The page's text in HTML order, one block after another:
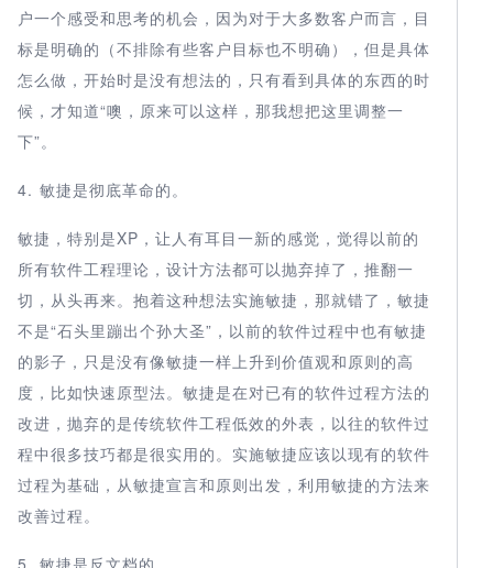
户一个感受和思考的机会，因为对于大多数客户而言，目
标是明确的（不排除有些客户目标也不明确），但是具体
怎么做，开始时是没有想法的，只有看到具体的东西的时
候，才知道“噢，原来可以这样，那我想把这里调整一
下”。
4. 敏捷是彻底革命的。
敏捷，特别是XP，让人有耳目一新的感觉，觉得以前的
所有软件工程理论，设计方法都可以抛弃掉了，推翻一
切，从头再来。抱着这种想法实施敏捷，那就错了，敏捷
不是“石头里蹦出个孙大圣”，以前的软件过程中也有敏捷
的影子，只是没有像敏捷一样上升到价值观和原则的高
度，比如快速原型法。敏捷是在对已有的软件过程方法的
改进，抛弃的是传统软件工程低效的外表，以往的软件过
程中很多技巧都是很实用的。实施敏捷应该以现有的软件
过程为基础，从敏捷宣言和原则出发，利用敏捷的方法来
改善过程。
5. 敏捷是反文档的。